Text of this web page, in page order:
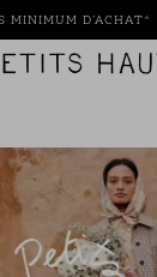
MINIMUM D'ACHAT*